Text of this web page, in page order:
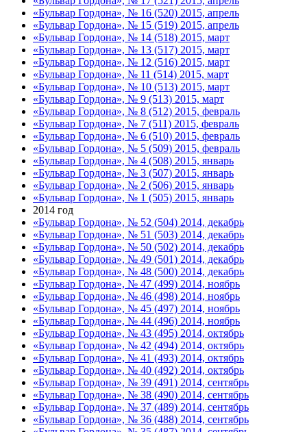
«Бульвар Гордона», № 16 (520) 2015, апрель
«Бульвар Гордона», № 15 (519) 2015, апрель
«Бульвар Гордона», № 14 (518) 2015, март
«Бульвар Гордона», № 13 (517) 2015, март
«Бульвар Гордона», № 12 (516) 2015, март
«Бульвар Гордона», № 11 (514) 2015, март
«Бульвар Гордона», № 10 (513) 2015, март
«Бульвар Гордона», № 9 (513) 2015, март
«Бульвар Гордона», № 8 (512) 2015, февраль
«Бульвар Гордона», № 7 (511) 2015, февраль
«Бульвар Гордона», № 6 (510) 2015, февраль
«Бульвар Гордона», № 5 (509) 2015, февраль
«Бульвар Гордона», № 4 (508) 2015, январь
«Бульвар Гордона», № 3 (507) 2015, январь
«Бульвар Гордона», № 2 (506) 2015, январь
«Бульвар Гордона», № 1 (505) 2015, январь
2014 год
«Бульвар Гордона», № 52 (504) 2014, декабрь
«Бульвар Гордона», № 51 (503) 2014, декабрь
«Бульвар Гордона», № 50 (502) 2014, декабрь
«Бульвар Гордона», № 49 (501) 2014, декабрь
«Бульвар Гордона», № 48 (500) 2014, декабрь
«Бульвар Гордона», № 47 (499) 2014, ноябрь
«Бульвар Гордона», № 46 (498) 2014, ноябрь
«Бульвар Гордона», № 45 (497) 2014, ноябрь
«Бульвар Гордона», № 44 (496) 2014, ноябрь
«Бульвар Гордона», № 43 (495) 2014, октябрь
«Бульвар Гордона», № 42 (494) 2014, октябрь
«Бульвар Гордона», № 41 (493) 2014, октябрь
«Бульвар Гордона», № 40 (492) 2014, октябрь
«Бульвар Гордона», № 39 (491) 2014, сентябрь
«Бульвар Гордона», № 38 (490) 2014, сентябрь
«Бульвар Гордона», № 37 (489) 2014, сентябрь
«Бульвар Гордона», № 36 (488) 2014, сентябрь